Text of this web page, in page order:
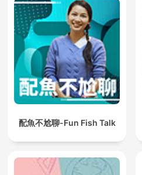
配魚不尬聊-Fun Fish Talk